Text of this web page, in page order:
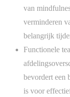
van
verminderen
belangrijk
Functionele
bevordert een
is voor